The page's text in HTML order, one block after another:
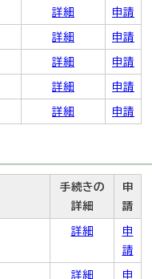
詳細 申請
詳細 申請
詳細 申請
詳細 申請
詳細 申請
手続きの
詳細
申
請
詳細
申
請
詳細
申